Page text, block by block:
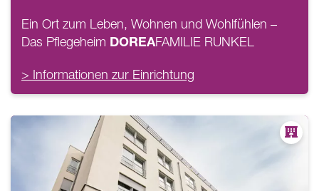
Ein Ort zum Leben, Wohnen und Wohlfühlen –
Das Pflegeheim DOREAFAMILIE RUNKEL
> Informationen zur Einrichtung